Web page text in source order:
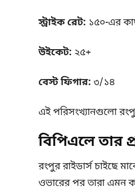
স্ট্রাইক রেট: ১৫০-এর
উইকেট: ২৫+
বেস্ট ফিগার: ৩/১৪
এই পরিসংখ্যানগুলো
বিপিএলে তার
রংপুর রাইডার্স চাইছে
ওভারের পর তারা এমন